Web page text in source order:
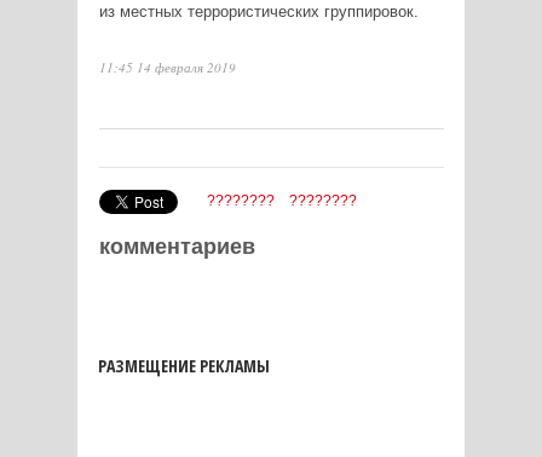
из местных террористических группировок.
11:45 14 февраля 2019
???????? ????????
комментариев
РАЗМЕЩЕНИЕ РЕКЛАМЫ